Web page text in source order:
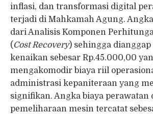
inflasi, dan transformasi digital
terjadi di Mahkamah Agung.
dari Analisis Komponen
( Cost Recovery) sehingga
kenaikan sebesar Rp.45.000,00
mengakomodir biaya riil
administrasi kepaniteraan yang
signifikan. Angka biaya perawatan
pemeliharaan mesin tercatat